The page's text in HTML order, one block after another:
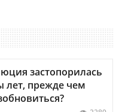
застопорилась
лет, прежде чем